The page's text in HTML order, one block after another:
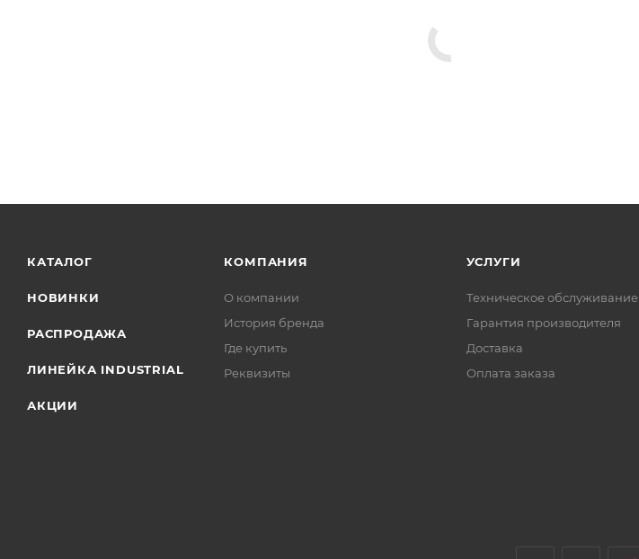
КАТАЛОГ
НОВИНКИ
РАСПРОДАЖА
ЛИНЕЙКА INDUSTRIAL
АКЦИИ
КОМПАНИЯ
О компании
История бренда
Где купить
Реквизиты
УСЛУГИ
Техническое обслуживание
Гарантия производителя
Доставка
Оплата заказа